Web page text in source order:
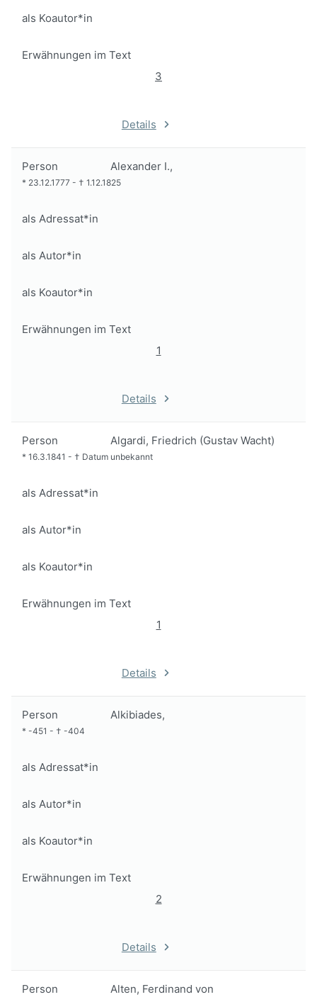
als Koautor*in
Erwähnungen im Text
3
Details
Person Alexander I.,
* 23.12.1777 - † 1.12.1825
als Adressat*in
als Autor*in
als Koautor*in
Erwähnungen im Text
1
Details
Person Algardi, Friedrich (Gustav Wacht)
* 16.3.1841 - † Datum unbekannt
als Adressat*in
als Autor*in
als Koautor*in
Erwähnungen im Text
1
Details
Person Alkibiades,
* -451 - † -404
als Adressat*in
als Autor*in
als Koautor*in
Erwähnungen im Text
2
Details
Person Alten, Ferdinand von